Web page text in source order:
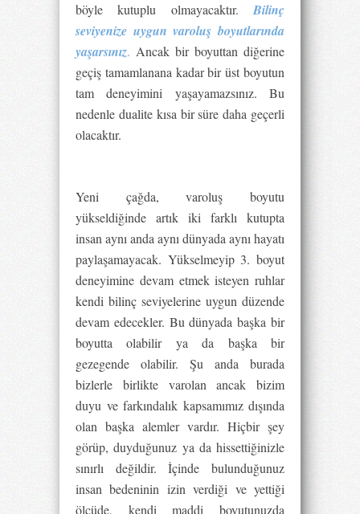
böyle kutuplu olmayacaktır. Bilinç
seviyenize uygun varoluş boyutlarında
yaşarsınız. Ancak bir boyuttan diğerine
geçiş tamamlanana kadar bir üst boyutun
tam deneyimini yaşayamazsınız. Bu
nedenle dualite kısa bir süre daha geçerli
olacaktır.
Yeni çağda, varoluş boyutu
yükseldiğinde artık iki farklı kutupta
insan aynı anda aynı dünyada aynı hayatı
paylaşamayacak. Yükselmeyip 3. boyut
deneyimine devam etmek isteyen ruhlar
kendi bilinç seviyelerine uygun düzende
devam edecekler. Bu dünyada başka bir
boyutta olabilir ya da başka bir
gezegende olabilir. Şu anda burada
bizlerle birlikte varolan ancak bizim
duyu ve farkındalık kapsamımız dışında
olan başka alemler vardır. Hiçbir şey
görüp, duyduğunuz ya da hissettiğinizle
sınırlı değildir. İçinde bulunduğunuz
insan bedeninin izin verdiği ve yettiği
ölçüde, kendi maddi boyutunuzda